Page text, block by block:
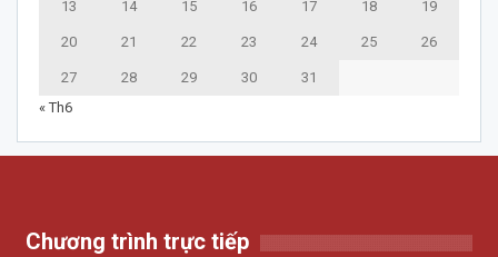
13 14 15 16 17 18 19
20 21 22 23 24 25 26
27 28 29 30
31
« Th6
Chương trình trực tiếp